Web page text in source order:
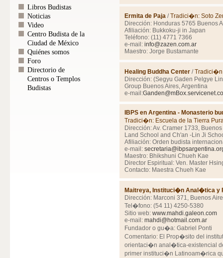
Ermita de Paja /Tradici�n: Soto
Dirección: Honduras 5765 Buenos
Afiliación: Bukkoku-ji in Japan
Teléfono: (11) 4771 7366
e-mail: info@zazen.com.ar
Maestro: Jorge Bustamante
Healing Buddha Center /
Dirección: (Segyu Gaden Pelgye
Group Buenos Aires, Argentina
e-mail:
IBPS en Argentina - Monasterio
Tradici�n: Escuela de la Tierra
Dirección: Av. Cramer 1733,
Land School and Ch'an -Lin Ji
Afiliación: Orden budista
e-mail:
Maestro: Bhikshuni Chueh Kae
Director Espiritual: Ven. Master
Contacto: Maestra Chueh Kae
Maitreya, Instituci�n Anal�tica y
Dirección: Marconi 371, Buenos
Tel�fono: (54 11) 4250-5380
Sitio web: www.mahdi.galeon.com
e-mail: mahdi@hotmail.com.ar
Fundador o gu�a: Gabriel Ponti
Comentario: El Prop�sito del
orientaci�n anal�tica-existencial
primer instituci�n Latinoam�rica
Libros Budistas
Noticias
Video
Centro Budista de la
Ciudad de México
Quiénes somos
Foro
Directorio de
Centros o Templos
Budistas